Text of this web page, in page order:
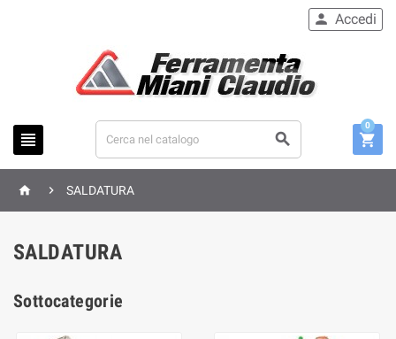
 
 Accedi

0
  SALDATURA
SALDATURA
Sottocategorie